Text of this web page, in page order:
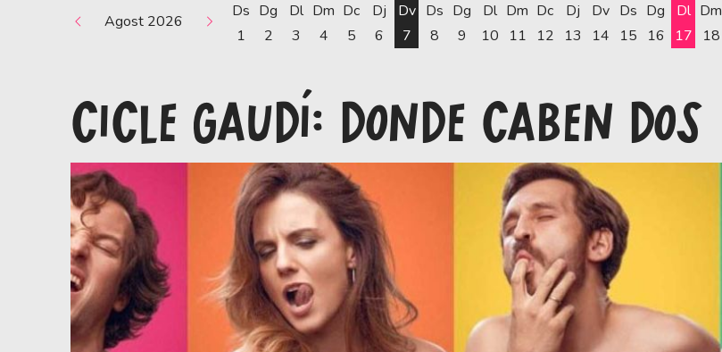
Agost 2026
Ds
1
Dg
2
Dl
3
Dm
4
Dc
5
Dj
6
Dv
7
Ds
8
Dg
9
Dl
10
Dm
11
Dc
12
Dj
13
Dv
14
Ds
15
Dg
16
Dl
17
Dm
18
CICLE GAUDÍ: DONDE CABEN DOS